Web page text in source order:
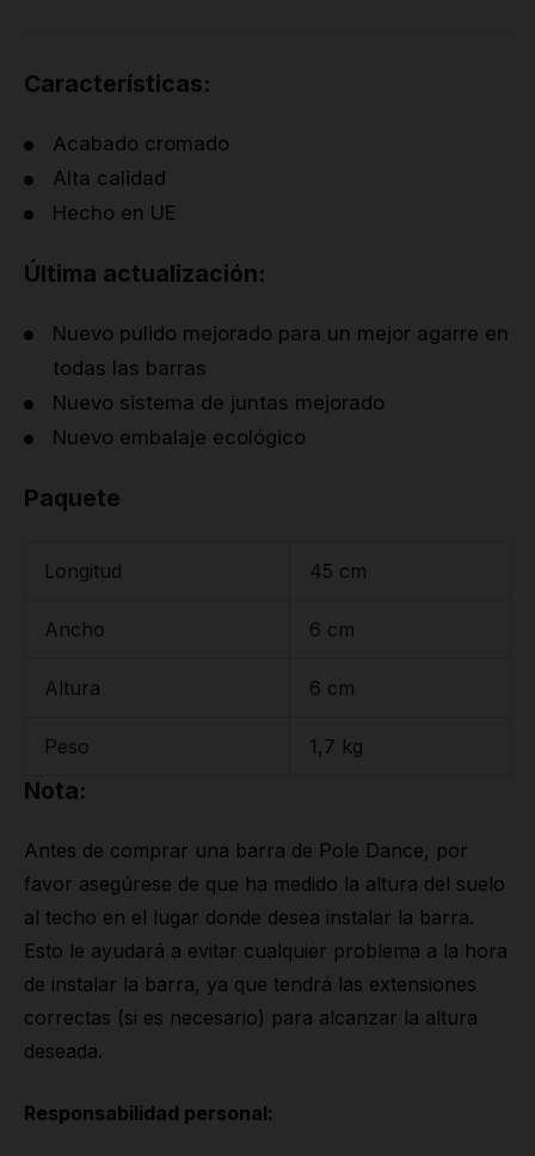
Características:
Acabado cromado
Alta calidad
Hecho en UE
Última actualización:
Nuevo pulido mejorado para un mejor agarre en
todas las barras
Nuevo sistema de juntas mejorado
Nuevo embalaje ecológico
Paquete
Longitud 45 cm
Ancho 6 cm
Altura 6 cm
Peso 1,7 kg
Nota:
Antes de comprar una barra de Pole Dance, por
favor asegúrese de que ha medido la altura del suelo
al techo en el lugar donde desea instalar la barra.
Esto le ayudará a evitar cualquier problema a la hora
de instalar la barra, ya que tendrá las extensiones
correctas (si es necesario) para alcanzar la altura
deseada.
Responsabilidad personal: